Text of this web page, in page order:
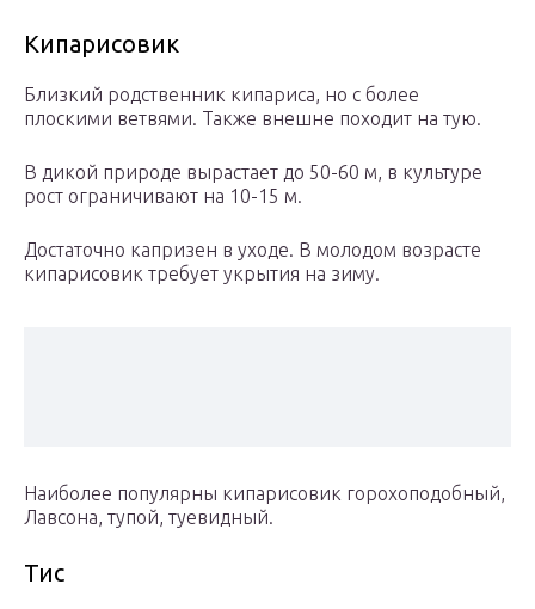
Кипарисовик
Близкий родственник кипариса, но с более
плоскими ветвями. Также внешне походит на тую.
В дикой природе вырастает до 50-60 м, в культуре
рост ограничивают на 10-15 м.
Достаточно капризен в уходе. В молодом возрасте
кипарисовик требует укрытия на зиму.
Наиболее популярны кипарисовик горохоподобный,
Лавсона, тупой, туевидный.
Тис